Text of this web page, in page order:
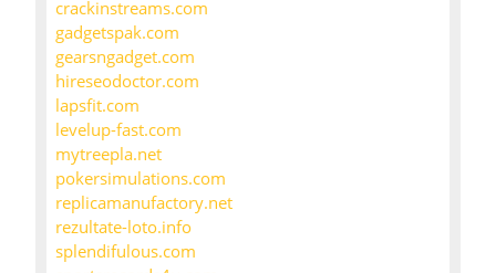
crackinstreams.com
gadgetspak.com
gearsngadget.com
hireseodoctor.com
lapsfit.com
levelup-fast.com
mytreepla.net
pokersimulations.com
replicamanufactory.net
rezultate-loto.info
splendifulous.com